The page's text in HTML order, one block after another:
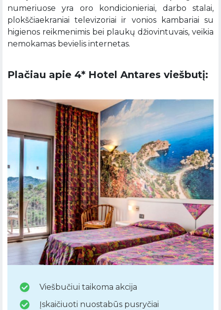
numeriuose yra oro kondicionieriai, darbo stalai,
plokščiaekraniai televizoriai ir vonios kambariai su
higienos reikmenimis bei plaukų džiovintuvais, veikia
nemokamas bevielis internetas.
Plačiau apie 4* Hotel Antares viešbutį:
Viešbučiui taikoma akcija
Įskaičiuoti nuostabūs pusryčiai